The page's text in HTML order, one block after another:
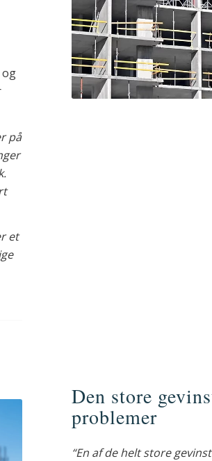
på
et
Den store
problemer
“En af de helt store